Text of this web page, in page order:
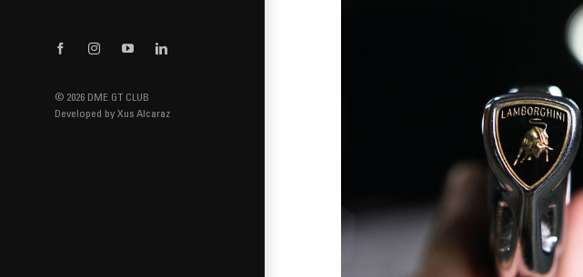
FacebookInstagramYouTubeLinkedIn
© 2026 DME GT CLUB
Developed by Xus Alcaraz